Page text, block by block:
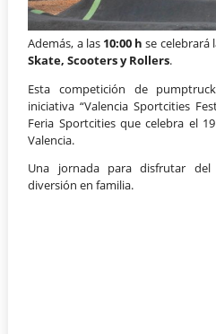
Además, a las 10:00 h se celebrará
Skate, Scooters y Rollers.
Esta competición de
iniciativa “Valencia Sportcities
Feria Sportcities que celebra el
Valencia.
Una jornada para disfrutar
diversión en familia.